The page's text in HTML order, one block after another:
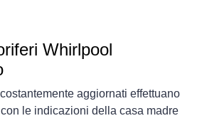
Whirlpool
aggiornati effettuano
le indicazioni della casa madre